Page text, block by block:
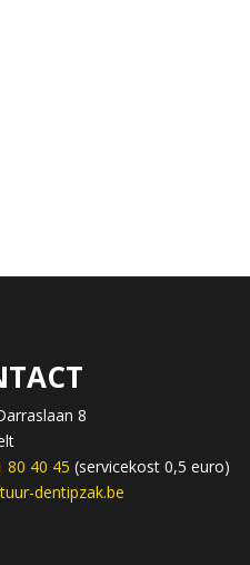
8
80 40 45 (servicekost 0,5 euro)
dentipzak.be